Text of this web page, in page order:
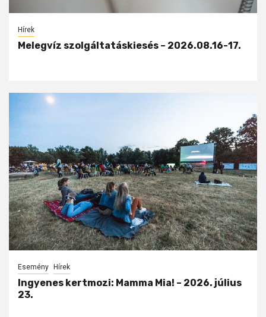
Hírek
Melegvíz szolgáltatáskiesés – 2026.08.16-17.
Esemény Hírek
Ingyenes kertmozi: Mamma Mia! – 2026. július
23.